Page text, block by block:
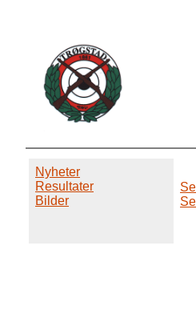
Nyheter
Resultater
Bilder